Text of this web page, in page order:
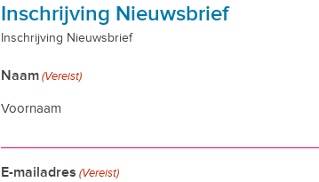
Inschrijving Nieuwsbrief
Inschrijving Nieuwsbrief
Naam (Vereist)
Voornaam
E-mailadres (Vereist)